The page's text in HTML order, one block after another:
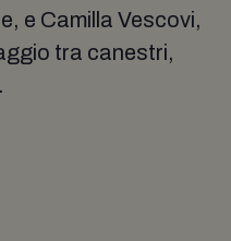
e Camilla Vescovi,
tra canestri,